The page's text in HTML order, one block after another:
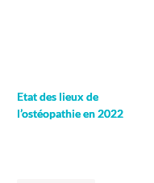
Etat des lieux de
l’ostéopathie en 2022